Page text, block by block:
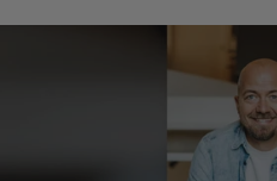
Kerstin